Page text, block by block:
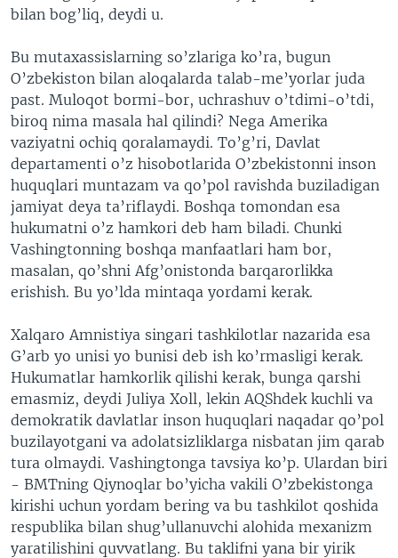
bilan bog’liq, deydi u.
Bu mutaxassislarning so’zlariga ko’ra, bugun
O’zbekiston bilan aloqalarda talab-me’yorlar juda
past. Muloqot bormi-bor, uchrashuv o’tdimi-o’tdi,
biroq nima masala hal qilindi? Nega Amerika
vaziyatni ochiq qoralamaydi. To’g’ri, Davlat
departamenti o’z hisobotlarida O’zbekistonni inson
huquqlari muntazam va qo’pol ravishda buziladigan
jamiyat deya ta’riflaydi. Boshqa tomondan esa
hukumatni o’z hamkori deb ham biladi. Chunki
Vashingtonning boshqa manfaatlari ham bor,
masalan, qo’shni Afg’onistonda barqarorlikka
erishish. Bu yo’lda mintaqa yordami kerak.
Xalqaro Amnistiya singari tashkilotlar nazarida esa
G’arb yo unisi yo bunisi deb ish ko’rmasligi kerak.
Hukumatlar hamkorlik qilishi kerak, bunga qarshi
emasmiz, deydi Juliya Xoll, lekin AQShdek kuchli va
demokratik davlatlar inson huquqlari naqadar qo’pol
buzilayotgani va adolatsizliklarga nisbatan jim qarab
tura olmaydi. Vashingtonga tavsiya ko’p. Ulardan biri
- BMTning Qiynoqlar bo’yicha vakili O’zbekistonga
kirishi uchun yordam bering va bu tashkilot qoshida
respublika bilan shug’ullanuvchi alohida mexanizm
yaratilishini quvvatlang. Bu taklifni yana bir yirik